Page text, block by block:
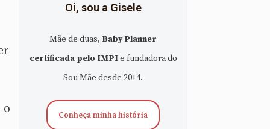
o
Oi, sou a Gisele
Mãe de duas, Baby Planner
certificada pelo IMPIe fundadora do
Sou Mãe desde 2014.
Conheça minha história